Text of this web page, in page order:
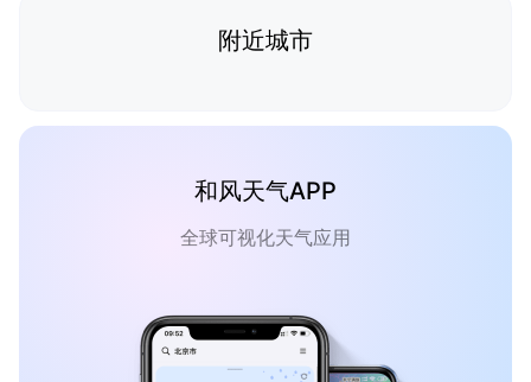
附近城市
和风天气APP
全球可视化天气应用